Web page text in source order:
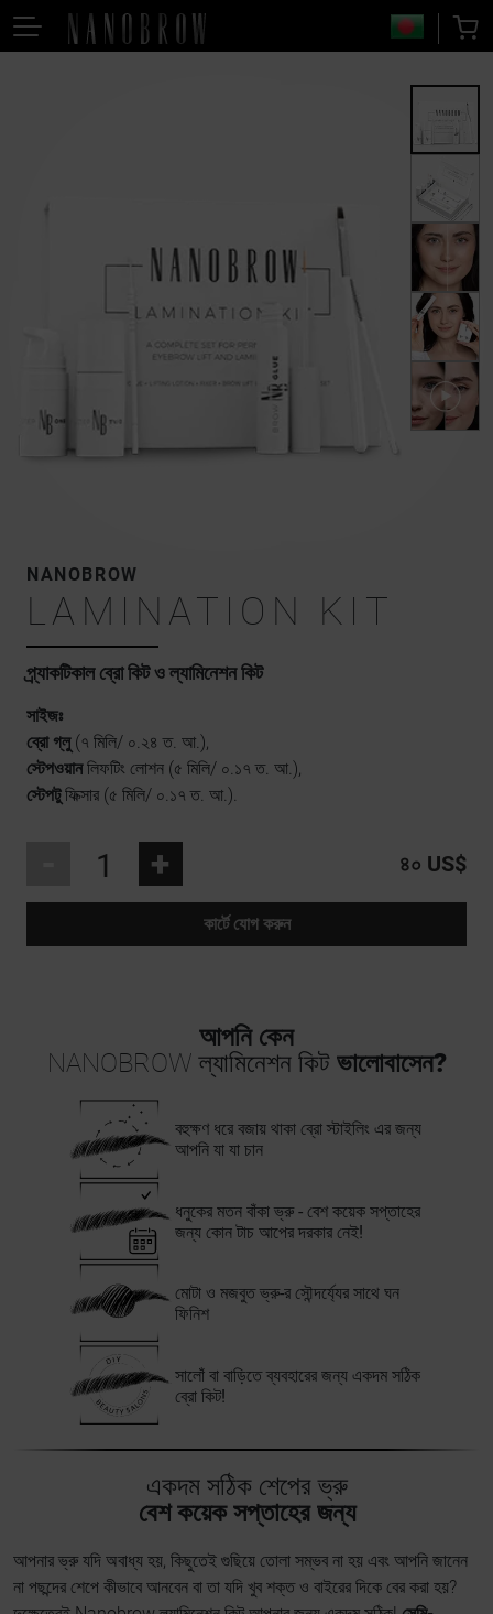
NANOBROW
LAMINATION KIT
প্র্যাকটিকাল ব্রো কিট ও ল্যামিনেশন কিট
সাইজঃ
ব্রো গ্লু(৭ মিলি/ ০.২৪ ত. আ.),
স্টেপওয়ানলিফটিং লোশন (৫ মিলি/ ০.১৭ ত. আ.),
স্টেপটুফিক্সার (৫ মিলি/ ০.১৭ ত. আ.).
+ ৪০ US$
কার্টে যোগ করুন
আপনি কেন
NANOBROW ল্যামিনেশন কিট ভালোবাসেন?
বহুক্ষণ ধরে বজায় থাকা ব্রো স্টাইলিং এর জন্য
আপনি যা যা চান
ধনুকের মতন বাঁকা ভ্রু - বেশ কয়েক সপ্তাহের
জন্য কোন টাচ আপের দরকার নেই!
মোটা ও মজবুত ভ্রু-র সৌন্দর্য্যের সাথে ঘন
ফিনিশ
সালোঁ বা বাড়িতে ব্যবহারের জন্য একদম সঠিক
ব্রো কিট!
একদম সঠিক শেপের ভ্রু
বেশ কয়েক সপ্তাহের জন্য
আপনার ভ্রু যদি অবাধ্য হয়, কিছুতেই গুছিয়ে তোলা সম্ভব না হয় এবং আপনি জানেন
না পছন্দের শেপে কীভাবে আনবেন বা তা যদি খুব শক্ত ও বাইরের দিকে বের করা হয়?